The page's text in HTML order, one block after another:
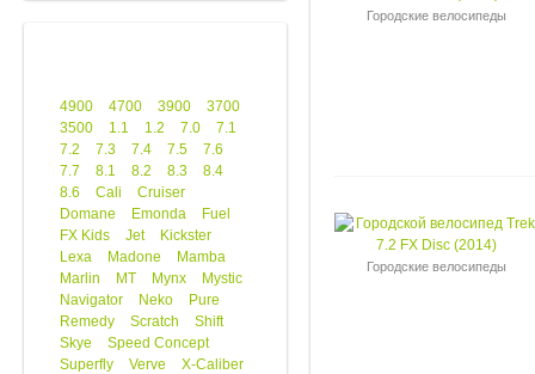
4900 4700 3900
3700
3500
1.1 1.2 7.0
7.1
7.2
7.3 7.4 7.5
7.6
7.7
8.1 8.2 8.3
8.4
8.6
Cali
Cruiser
Domane
Emonda
Fuel
FX Kids
Jet
Kickster
Lexa
Madone
Mamba
Marlin
MT Mynx
Mystic
Navigator
Neko
Pure
Remedy
Scratch
Shift
Skye
Speed Concept
Superfly
Verve X-Caliber
Городские велосипеды
Городские велосипеды